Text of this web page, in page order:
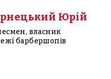
Юрій
власник
барбершопів